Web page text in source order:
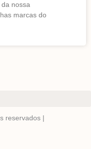
nossa
marcas do
reservados |